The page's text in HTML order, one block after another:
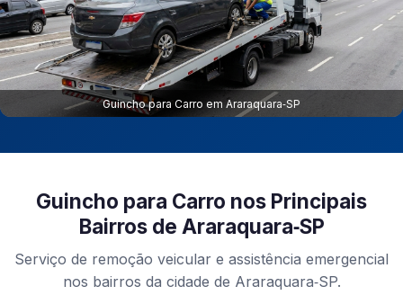
Guincho para Carro em Araraquara‑SP
Guincho para Carro nos Principais
Bairros de Araraquara‑SP
Serviço de remoção veicular e assistência emergencial
nos bairros da cidade de Araraquara‑SP.